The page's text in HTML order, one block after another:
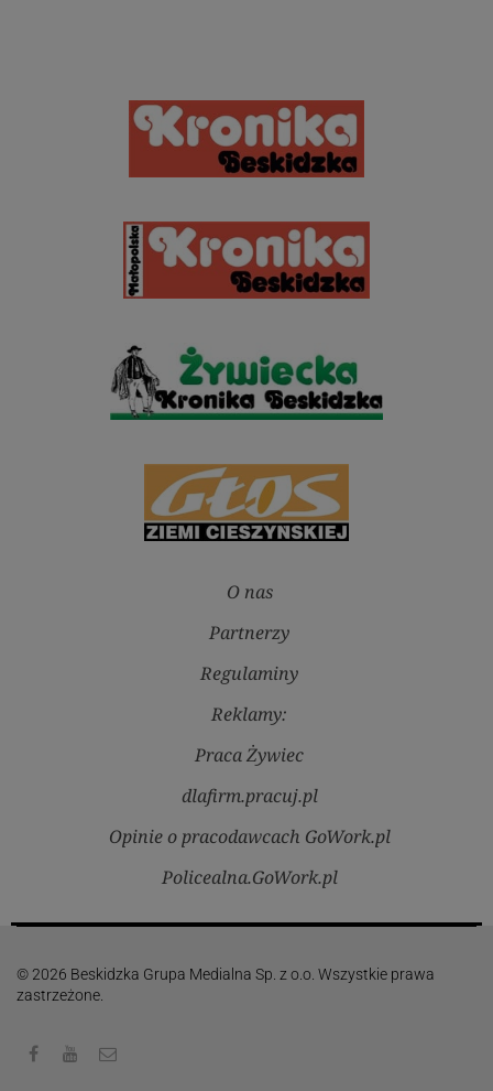
O nas
Partnerzy
Regulaminy
Reklamy:
Praca Żywiec
dlafirm.pracuj.pl
Opinie o pracodawcach GoWork.pl
Policealna.GoWork.pl
© 2026 Beskidzka Grupa Medialna Sp. z o.o. Wszystkie prawa
zastrzeżone.